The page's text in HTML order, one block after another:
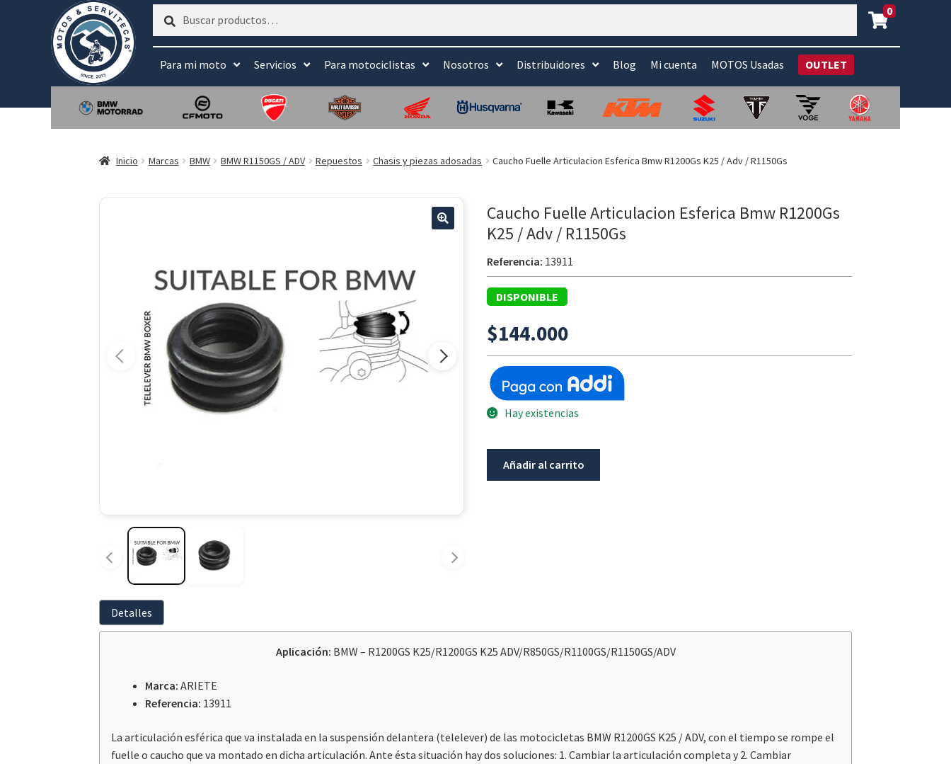
Buscar
Buscar 0
Para mi moto Servicios Para motociclistas Nosotros Distribuidores Blog Mi cuenta MOTOS Usadas OUTLET
Inicio Marcas BMW BMW R1150GS / ADV Repuestos Chasis y piezas adosadas Caucho Fuelle Articulacion Esferica Bmw R1200Gs K25 / Adv / R1150Gs
Caucho Fuelle Articulacion Esferica Bmw R1200Gs
K25 / Adv / R1150Gs
Referencia: 13911
DISPONIBLE
$144.000
Hay existencias
R1150Gs
cantidad
Añadir al carrito
Detalles
Aplicación: BMW – R1200GS K25/R1200GS K25 ADV/R850GS/R1100GS/R1150GS/ADV
Marca:ARIETE
Referencia: 13911
La articulación esférica que va instalada en la suspensión delantera (telelever) de las motocicletas BMW R1200GS K25 / ADV, con el tiempo se rompe el
fuelle o caucho que va montado en dicha articulación. Ante ésta situación hay dos soluciones: 1. Cambiar la articulación completa y 2. Cambiar